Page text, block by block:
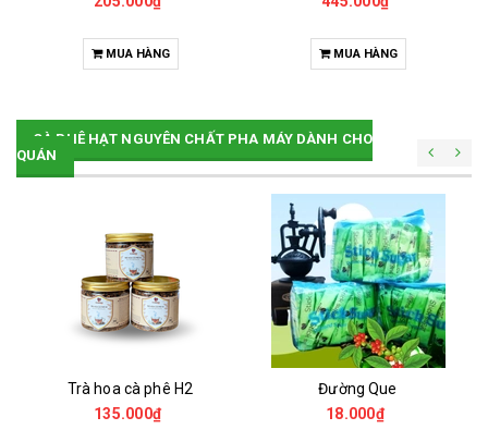
MUA HÀNG MUA HÀNG
CÀ PHÊ HẠT NGUYÊN CHẤT PHA MÁY DÀNH CHO
QUÁN
Trà hoa cà phê H2
135.000₫
Đường Que
18.000₫